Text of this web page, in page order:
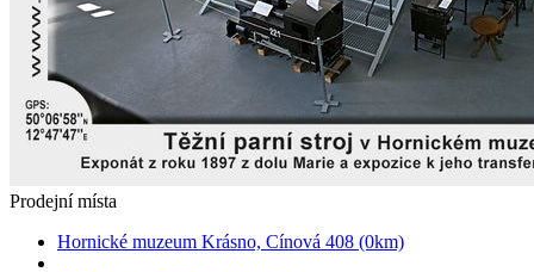
Prodejní místa
Hornické muzeum Krásno, Cínová 408 (0km)